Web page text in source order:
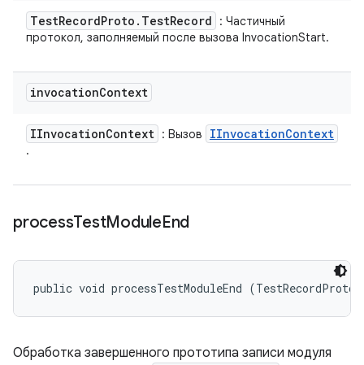
TestRecordProto . TestRecord
: Частичный
протокол, заполняемый после вызова InvocationStart.
invocationContext
IInvocationContext : Вызов IInvocationContext
.
processTestModuleEnd
public void processTestModuleEnd
Обработка завершенного прототипа записи модуля